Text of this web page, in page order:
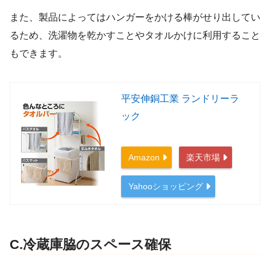
また、製品によってはハンガーをかける棒がせり出してい
るため、洗濯物を乾かすことやタオルかけに利用すること
もできます。
平安伸銅工業 ランドリーラ
ック
Amazon 楽天市場
Yahooショッピング
C.冷蔵庫脇のスペース確保